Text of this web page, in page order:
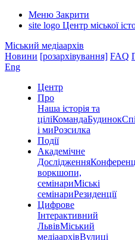
Меню Закрити
site logo Центр міської
Міський медіаархів
Новини [розархівування] FAQ
Eng
Центр
Про
Наша історія та
ціліКомандаБудинок
і миРозсилка
Події
Академічне
Дослідження
воркшопи,
семінариМіські
семінариРезиденції
Цифрове
Інтерактивний
ЛьвівМіський
медіаархівВулиці